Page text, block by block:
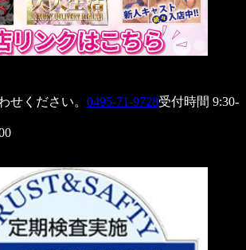
せください。 0495-71-9728受付時間 9:30-